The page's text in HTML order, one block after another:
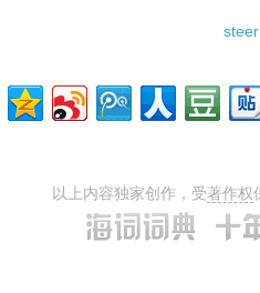
以上内容独家创作，受著作权